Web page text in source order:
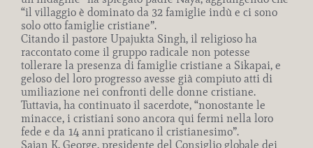
“il villaggio è dominato da 32 famiglie indù e ci sono
solo otto famiglie cristiane”.
Citando il pastore Upajukta Singh, il religioso ha
raccontato come il gruppo radicale non potesse
tollerare la presenza di famiglie cristiane a Sikapai, e
geloso del loro progresso avesse già compiuto atti di
umiliazione nei confronti delle donne cristiane.
Tuttavia, ha continuato il sacerdote, “nonostante le
minacce, i cristiani sono ancora qui fermi nella loro
fede e da 14 anni praticano il cristianesimo”.
Sajan K. George, presidente del Consiglio globale dei